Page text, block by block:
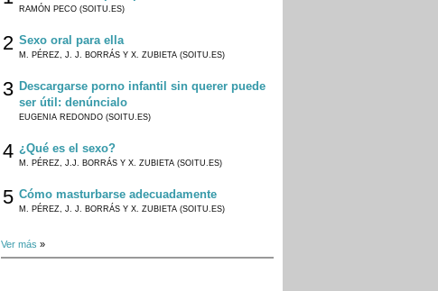
RAMÓN PECO (SOITU.ES)
2 Sexo oral para ella
M. PÉREZ, J. J. BORRÁS Y X. ZUBIETA (SOITU.ES)
3 Descargarse porno infantil sin querer puede
ser útil: denúncialo
EUGENIA REDONDO (SOITU.ES)
4 ¿Qué es el sexo?
M. PÉREZ, J.J. BORRÁS Y X. ZUBIETA (SOITU.ES)
5 Cómo masturbarse adecuadamente
M. PÉREZ, J. J. BORRÁS Y X. ZUBIETA (SOITU.ES)
Ver más »